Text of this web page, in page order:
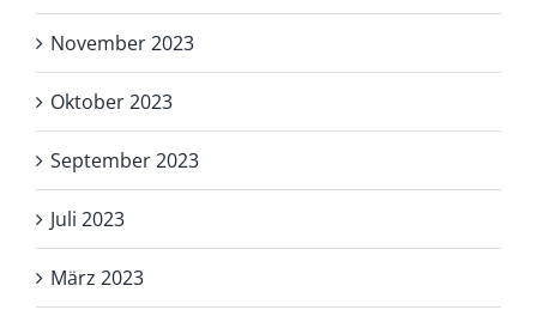
November 2023
Oktober 2023
September 2023
Juli 2023
März 2023